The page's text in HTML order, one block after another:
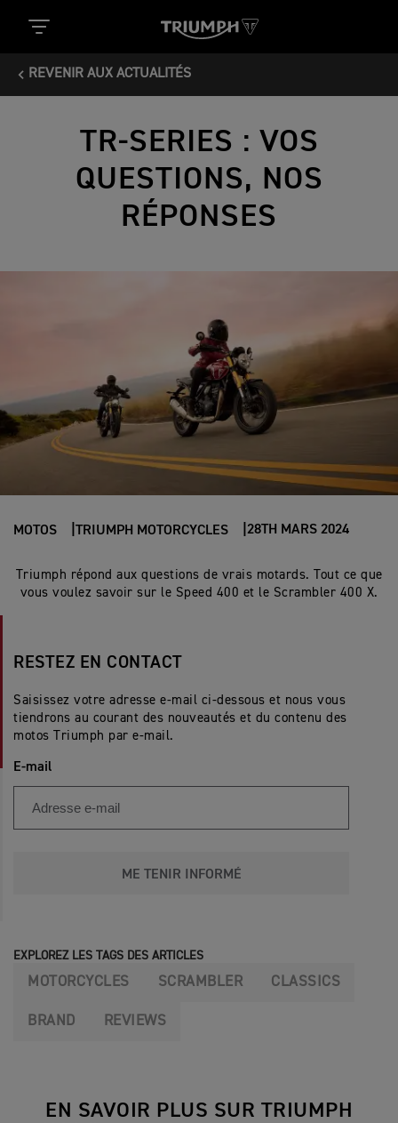
REVENIR AUX ACTUALITÉS
TR-SERIES : VOS
QUESTIONS, NOS
RÉPONSES
MOTOS TRIUMPH MOTORCYCLES 28TH MARS 2024
Triumph répond aux questions de vrais motards. Tout ce que
vous voulez savoir sur le Speed 400 et le Scrambler 400 X.
RESTEZ EN CONTACT
Saisissez votre adresse e-mail ci-dessous et nous vous
tiendrons au courant des nouveautés et du contenu des
motos Triumph par e-mail.
E-mail
ME TENIR INFORMÉ
EXPLOREZ LES TAGS DES ARTICLES
MOTORCYCLES SCRAMBLER CLASSICS
BRAND REVIEWS
EN SAVOIR PLUS SUR TRIUMPH